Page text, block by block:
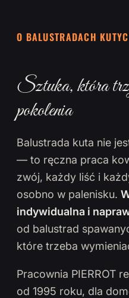
O BALUSTRADACH
Sztuka, która
pokolenia
Balustrada kuta nie
— to ręczna praca
zwój, każdy liść i
osobno w palenisku.
indywidualna i
od balustrad
które trzeba
Pracownia PIERROT
od 1995 roku, dla